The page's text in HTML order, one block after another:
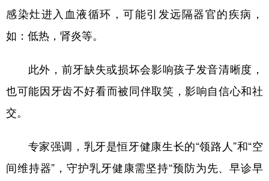
多语种频道
English Español
Русский язык 日本語 한국어
Deutsch Português
感染灶进入血液循环，可能引发远隔器官的疾病，
如：低热，肾炎等。
此外，前牙缺失或损坏会影响孩子发音清晰度，
也可能因牙齿不好看而被同伴取笑，影响自信心和社
交。
专家强调，乳牙是恒牙健康生长的“领路人”和“空
间维持器”，守护乳牙健康需坚持“预防为先、早诊早